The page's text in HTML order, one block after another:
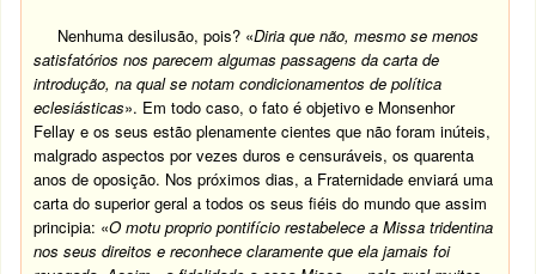
Nenhuma desilusão, pois? «Diria que não, mesmo se menos
satisfatórios nos parecem algumas passagens da carta de
introdução, na qual se notam condicionamentos de política
eclesiásticas». Em todo caso, o fato é objetivo e Monsenhor
Fellay e os seus estão plenamente cientes que não foram inúteis,
malgrado aspectos por vezes duros e censuráveis, os quarenta
anos de oposição. Nos próximos dias, a Fraternidade enviará uma
carta do superior geral a todos os seus fiéis do mundo que assim
principia: «O motu proprio pontifício restabelece a Missa tridentina
nos seus direitos e reconhece claramente que ela jamais foi